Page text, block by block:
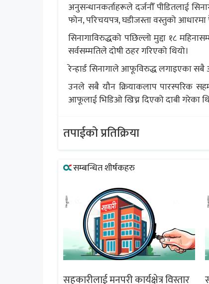
अनुसन्धानकर्ताहरूले दर्जनौँ पीडितलाई
फोन, परिचयपत्र, घडीजस्ता वस्तुको
‌सिनागाविरुद्धको पछिल्लो मुद्दा १८
सर्वसम्मतिले दोषी ठहर गरिएको थियो।
रेन्हार्ड सिनागाले आफूविरुद्ध लगाइएका सबै
उनले सबै यौन क्रियाकलाप पारस्परिक
आफूलाई भिडिओ खिच्न दिएको दाबी गरेका
तपाईको प्रतिक्रिया
सम्बन्धित शीर्षकहरु
सहकारीलाई मनपरी कार्यक्षेत्र विस्तार